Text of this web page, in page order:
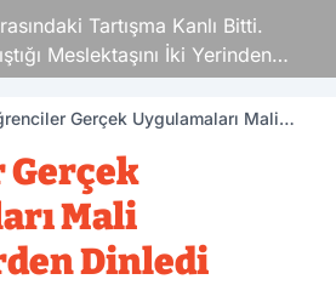
Kanlı Bitti.
İki Yerinden
Sigara
Gerçek Uygulamaları Mali
Mali
Dinledi